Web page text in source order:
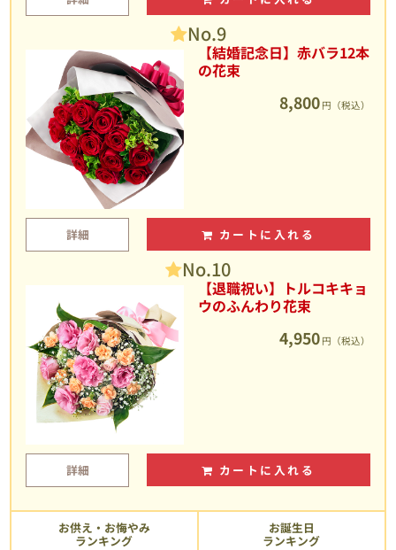
No.9
【結婚記念日】赤バラ12本
の花束
8,800 円（税込）
詳細 カートに入れる
No.10
【退職祝い】トルコキキョ
ウのふんわり花束
4,950 円（税込）
詳細 カートに入れる
お供え・お悔やみ
ランキング
お誕生日
ランキング